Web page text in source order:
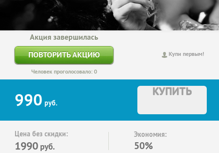
Купи первым!
Акция завершилась
ПОВТОРИТЬ АКЦИЮ
Человек проголосовало: 0
990 руб.
КУПИТЬ
Цена без скидки:
1990 руб.
Экономия:
50%